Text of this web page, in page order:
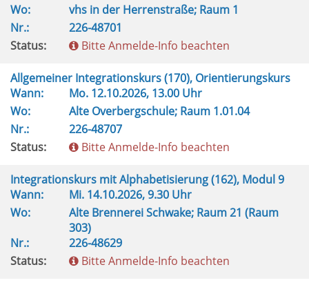
Wo:
vhs in der Herrenstraße; Raum 1
Nr.:
226-48701
Status:
Bitte Anmelde-Info beachten
Allgemeiner Integrationskurs (170), Orientierungskurs
Wann:
Mo. 12.10.2026, 13.00 Uhr
Wo:
Alte Overbergschule; Raum 1.01.04
Nr.:
226-48707
Status:
Bitte Anmelde-Info beachten
Integrationskurs mit Alphabetisierung (162), Modul 9
Wann:
Mi. 14.10.2026, 9.30 Uhr
Wo:
Alte Brennerei Schwake; Raum 21 (Raum
303)
Nr.:
226-48629
Status:
Bitte Anmelde-Info beachten